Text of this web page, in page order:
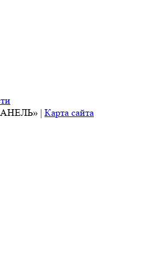
| Карта сайта